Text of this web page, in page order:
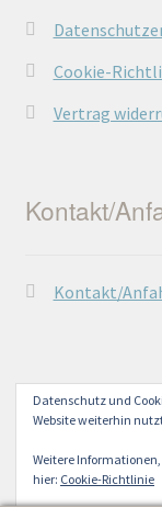
Datenschutz und
Website weiterhin
Weitere
hier: Cookie-Richtlinie
Cookie-
Vertrag
Kontakt/
Kontakt/
© Lechtaler